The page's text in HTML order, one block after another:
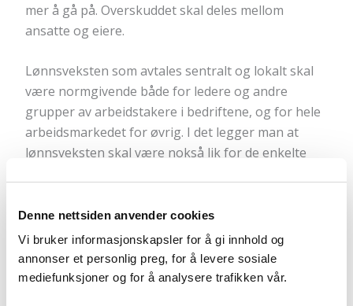
Denne nettsiden anvender cookies
Vi bruker informasjonskapsler for å gi innhold og
annonser et personlig preg, for å levere sosiale
mediefunksjoner og for å analysere trafikken vår.
mer å gå på. Overskuddet skal deles mellom
ansatte og eiere.
Lønnsveksten som avtales sentralt og lokalt skal
være normgivende både for ledere og andre
grupper av arbeidstakere i bedriftene, og for hele
arbeidsmarkedet for øvrig. I det legger man at
lønnsveksten skal være nokså lik for de enkelte
har lagt opp til. Dette slås fast i Riksmeklers
møtebok under tariffpolitiske forutsetninger.
Riksmeklers møtebok finner du nederst på siden.